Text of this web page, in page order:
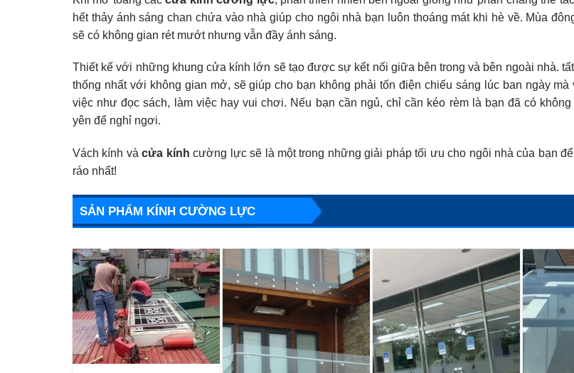
hết thảy ánh sáng chan chứa vào nhà giúp cho ngôi nhà bạn luôn thoáng mát khi hè về. Mùa
sẽ có không gian rét mướt nhưng vẫn đầy ánh sáng.
Thiết kế với những khung cửa kính lớn sẽ tạo được sự kết nối giữa bên trong và bên ngoài nhà.
thống nhất với không gian mở, sẽ giúp cho bạn không phải tốn điện chiếu sáng lúc ban ngày mà
việc như đọc sách, làm việc hay vui chơi. Nếu bạn cần ngủ, chỉ cần kéo rèm là bạn đã có
yên để nghỉ ngơi.
Vách kính vàcửa kính cường lực sẽ là một trong những giải pháp tối ưu cho ngôi nhà của bạn
ráo nhất!
SẢN PHẨM KÍNH CƯỜNG LỰC